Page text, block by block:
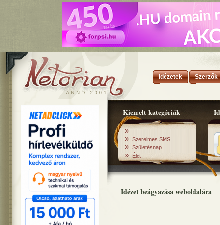
Idézetek Szerzők
Kiemelt kategóriák
»
» Szerelmes SMS
» Születésnap
» Élet
Idézet beágyazása weboldalára